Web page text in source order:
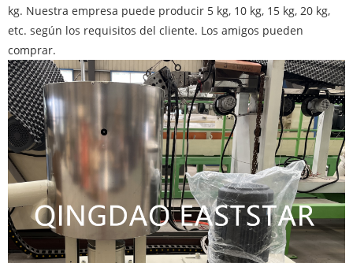
kg. Nuestra empresa puede producir 5 kg, 10 kg, 15 kg, 20 kg,
etc. según los requisitos del cliente. Los amigos pueden
comprar.